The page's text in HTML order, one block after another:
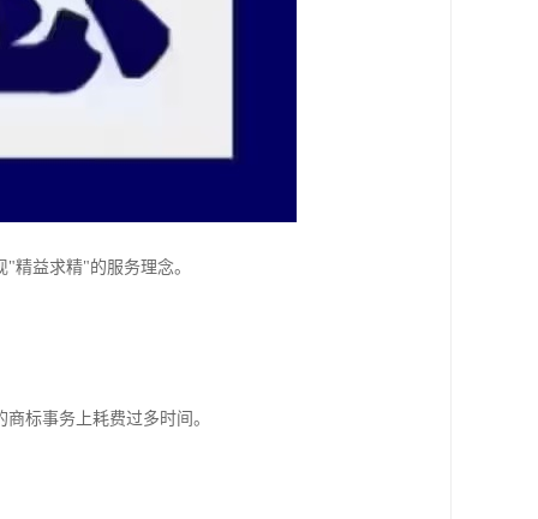
精益求精"的服务理念。
标事务上耗费过多时间。